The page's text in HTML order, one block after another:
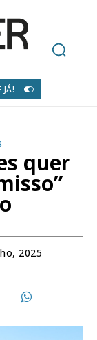
JÁ!
quer
2025